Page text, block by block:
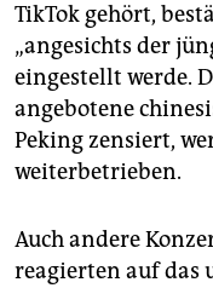
TikTok gehört,
„angesichts der
eingestellt werde.
angebotene
Peking zensiert,
weiterbetrieben.
Auch andere
reagierten auf das